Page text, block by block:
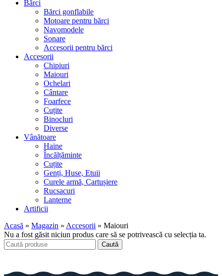
Bărci
Bărci gonflabile
Motoare pentru bărci
Navomodele
Sonare
Accesorii pentru bărci
Accesorii
Chipiuri
Maiouri
Ochelari
Cântare
Foarfece
Cuțite
Binocluri
Diverse
Vânătoare
Haine
Încălțăminte
Cuțite
Genți, Huse, Etuii
Curele armă, Cartușiere
Rucsacuri
Lanterne
Artificii
Acasă » Magazin » Accesorii » Maiouri
Nu a fost găsit niciun produs care să se potrivească cu selecția ta.
Caută